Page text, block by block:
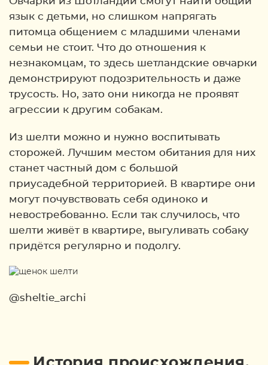
язык с детьми, но слишком напрягать
питомца общением с младшими членами
семьи не стоит. Что до отношения к
незнакомцам, то здесь шетландские овчарки
демонстрируют подозрительность и даже
трусость. Но, зато они никогда не проявят
агрессии к другим собакам.
Из шелти можно и нужно воспитывать
сторожей. Лучшим местом обитания для них
станет частный дом с большой
приусадебной территорией. В квартире они
могут почувствовать себя одиноко и
невостребованно. Если так случилось, что
шелти живёт в квартире, выгуливать собаку
придётся регулярно и подолгу.
@sheltie_archi